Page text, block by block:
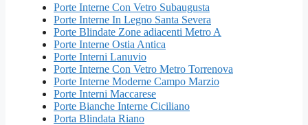
Porte Interne Con Vetro Subaugusta
Porte Interne In Legno Santa Severa
Porte Blindate Zone adiacenti Metro A
Porte Interne Ostia Antica
Porte Interni Lanuvio
Porte Interne Con Vetro Metro Torrenova
Porte Interne Moderne Campo Marzio
Porte Interni Maccarese
Porte Bianche Interne Ciciliano
Porta Blindata Riano